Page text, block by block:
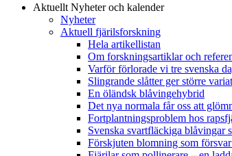
Aktuellt Nyheter och kalender
Nyheter
Aktuell fjärilsforskning
Hela artikellistan
Om forskningsartiklar och
Varför förlorade vi tre svenska
Slingrande slåtter ger större
En öländsk blåvingehybrid
Det nya normala får oss att
Fortplantningsproblem hos
Svenska svartfläckiga blåvingar
Förskjuten blomning som